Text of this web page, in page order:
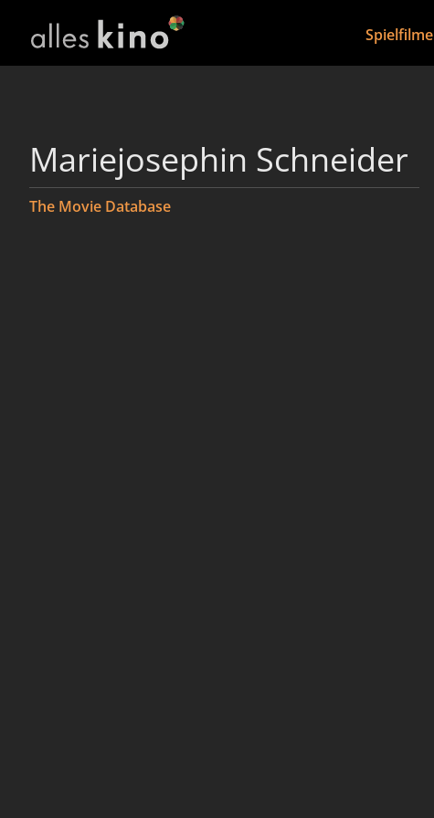
Spielfilme
Mariejosephin Schneider
The Movie Database